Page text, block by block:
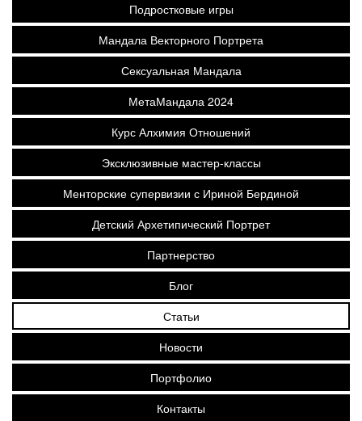
Подростковые игры
Мандала Векторного Портрета
Сексуальная Мандала
МетаМандала 2024
Курс Алхимия Отношений
Эксклюзивные мастер-классы
Менторские супервизии с Ириной Бердиной
Детский Архетипический Портрет
Партнерство
Блог
Статьи
Новости
Портфолио
Контакты